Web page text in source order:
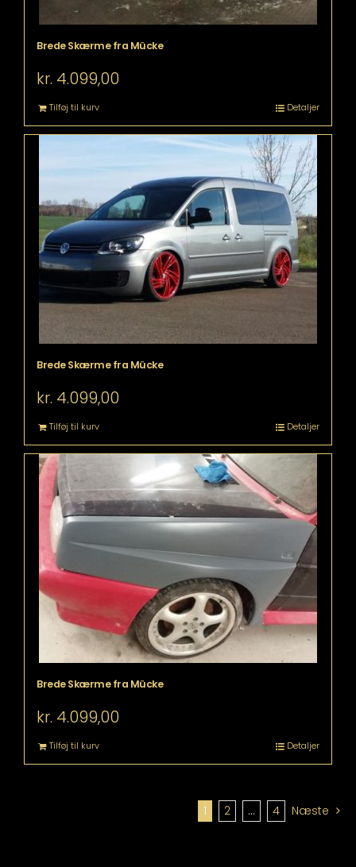
Brede Skærme fra Mücke
kr. 4.099,00
Tilføj til kurv Detaljer
Brede Skærme fra Mücke
kr. 4.099,00
Tilføj til kurv Detaljer
Brede Skærme fra Mücke
kr. 4.099,00
Tilføj til kurv Detaljer
1 2 … 4 Næste